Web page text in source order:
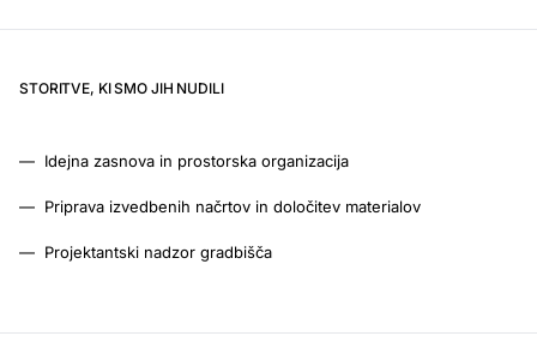
STORITVE, KI SMO JIH NUDILI
— Idejna zasnova in prostorska organizacija
— Priprava izvedbenih načrtov in določitev materialov
— Projektantski nadzor gradbišča